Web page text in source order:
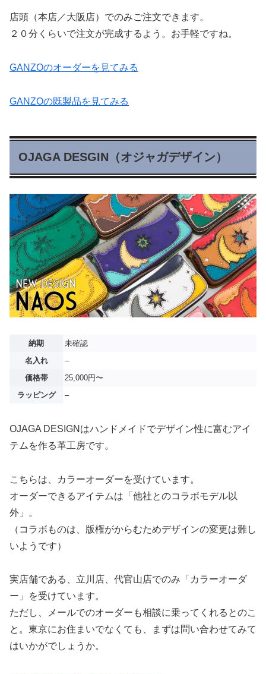
店頭（本店／大阪店）でのみご注文できます。
２０分くらいで注文が完成するよう。お手軽ですね。
GANZOのオーダーを見てみる
GANZOの既製品を見てみる
OJAGA DESGIN（オジャガデザイン）
納期
未確認
名入れ
–
価格帯
25,000円〜
ラッピング
–
OJAGA DESIGNはハンドメイドでデザイン性に富むアイ
テムを作る革工房です。
こちらは、カラーオーダーを受けています。
オーダーできるアイテムは「他社とのコラボモデル以
外」。
（コラボものは、版権がからむためデザインの変更は難し
いようです）
実店舗である、立川店、代官山店でのみ「カラーオーダ
ー」を受けています。
ただし、メールでのオーダーも相談に乗ってくれるとのこ
と。東京にお住まいでなくても、まずは問い合わせてみて
はいかがでしょうか。